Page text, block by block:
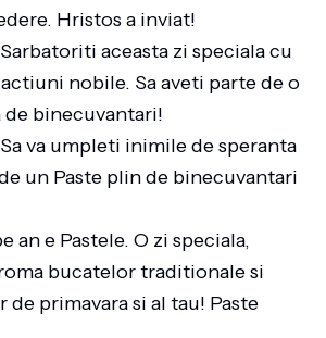
Hristos a inviat!
aceasta zi speciala cu
nobile. Sa aveti parte de o
de binecuvantari!
va umpleti inimile de speranta
un Paste plin de binecuvantari
an e Pastele. O zi speciala,
bucatelor traditionale si
primavara si al tau! Paste